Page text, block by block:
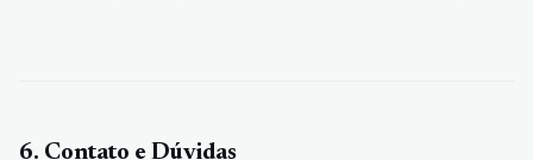
6. Contato e Dúvidas